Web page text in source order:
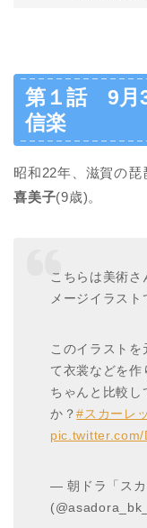
第１話 9月
信楽
昭和22年、滋賀の
喜美子(9歳)。
こちらは美術さ
メージイラス
このイラスト
て衣裳などを作
ちゃんと比較し
か？#スカーレ
pic.twitter.com/
— 朝ドラ「スカ